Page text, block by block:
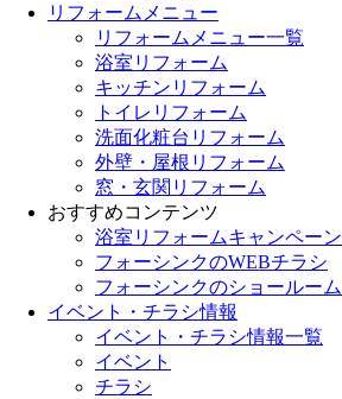
リフォームメニュー
リフォームメニュー一覧
浴室リフォーム
キッチンリフォーム
トイレリフォーム
洗面化粧台リフォーム
外壁・屋根リフォーム
窓・玄関リフォーム
おすすめコンテンツ
浴室リフォームキャンペーン
フォーシンクのWEBチラシ
フォーシンクのショールーム
イベント・チラシ情報
イベント・チラシ情報一覧
イベント
チラシ